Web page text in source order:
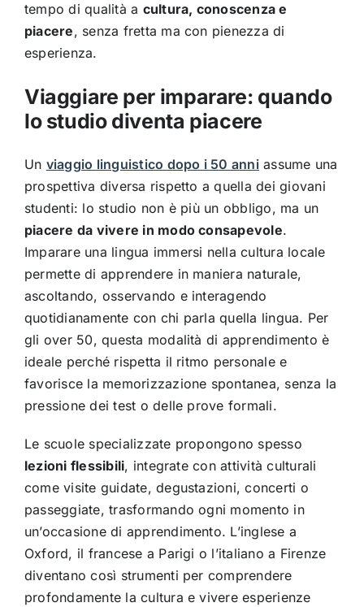
tempo di qualità a cultura, conoscenza e
piacere, senza fretta ma con pienezza di
esperienza.
Viaggiare per imparare: quando
lo studio diventa piacere
Un viaggio linguistico dopo i 50 anniassume una
prospettiva diversa rispetto a quella dei giovani
studenti: lo studio non è più un obbligo, ma un
piacere da vivere in modo consapevole.
Imparare una lingua immersi nella cultura locale
permette di apprendere in maniera naturale,
ascoltando, osservando e interagendo
quotidianamente con chi parla quella lingua. Per
gli over 50, questa modalità di apprendimento è
ideale perché rispetta il ritmo personale e
favorisce la memorizzazione spontanea, senza la
pressione dei test o delle prove formali.
Le scuole specializzate propongono spesso
lezioni flessibili, integrate con attività culturali
come visite guidate, degustazioni, concerti o
passeggiate, trasformando ogni momento in
un’occasione di apprendimento. L’inglese a
Oxford, il francese a Parigi o l’italiano a Firenze
diventano così strumenti per comprendere
profondamente la cultura e vivere esperienze